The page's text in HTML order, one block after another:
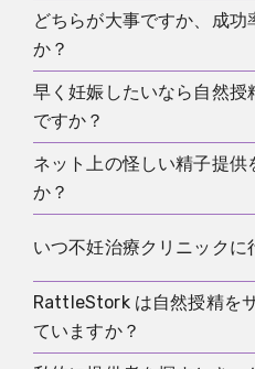
あります。だからこそ、連
て、最初に明確に合意して
どちらが大事ですか、成功
か？
安全性を先に考えてくだ
位性のために、境界や健康
ません。
早く妊娠したいなら自然授
ですか？
いいえ。強い希望があって
理由にはなりません。 も
ネット上の怪しい精子提供
か？
自然授精しか出さない、
そうした兆候に注意してく
いつ不妊治療クリニックに
よくタイミングを合わせて
い場合や、年齢や既知の問
RattleStork は自然授精を
ていますか？